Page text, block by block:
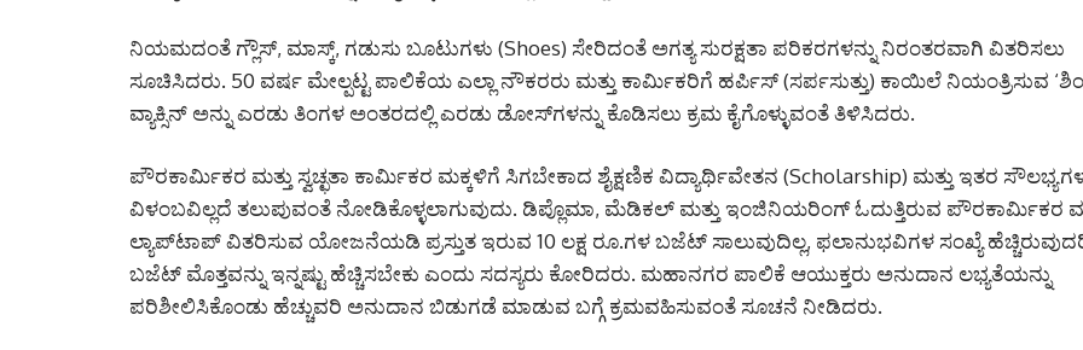
ನಿಯಮದಂತೆ ಗ್ಲೌಸ್, ಮಾಸ್ಕ್, ಗಡುಸು ಬೂಟುಗಳು (Shoes) ಸೇರಿದಂತೆ ಅಗತ್ಯ ಸುರಕ್ಷತಾ ಪರಿಕರಗಳನ್ನು ನಿರಂತರವಾಗಿ ವಿತರಿಸಲು
ಸೂಚಿಸಿದರು. 50 ವರ್ಷ ಮೇಲ್ಪಟ್ಟ ಪಾಲಿಕೆಯ ಎಲ್ಲಾ ನೌಕರರು ಮತ್ತು ಕಾರ್ಮಿಕರಿಗೆ ಹರ್ಪಿಸ್ (ಸರ್ಪಸುತ್ತು) ಕಾಯಿಲೆ ನಿಯಂತ್ರಿಸುವ
ವ್ಯಾಕ್ಸಿನ್ ಅನ್ನು ಎರಡು ತಿಂಗಳ ಅಂತರದಲ್ಲಿ ಎರಡು ಡೋಸ್‌ಗಳನ್ನು ಕೊಡಿಸಲು ಕ್ರಮ ಕೈಗೊಳ್ಳುವಂತೆ ತಿಳಿಸಿದರು.
ಪೌರಕಾರ್ಮಿಕರ ಮತ್ತು ಸ್ವಚ್ಛತಾ ಕಾರ್ಮಿಕರ ಮಕ್ಕಳಿಗೆ ಸಿಗಬೇಕಾದ ಶೈಕ್ಷಣಿಕ ವಿದ್ಯಾರ್ಥಿವೇತನ (Scholarship) ಮತ್ತು ಇತರ
ವಿಳಂಬವಿಲ್ಲದೆ ತಲುಪುವಂತೆ ನೋಡಿಕೊಳ್ಳಲಾಗುವುದು. ಡಿಪ್ಲೊಮಾ, ಮೆಡಿಕಲ್ ಮತ್ತು ಇಂಜಿನಿಯರಿಂಗ್ ಓದುತ್ತಿರುವ ಪೌರಕಾರ್ಮಿಕರ
ಲ್ಯಾಪ್‌ಟಾಪ್ ವಿತರಿಸುವ ಯೋಜನೆಯಡಿ ಪ್ರಸ್ತುತ ಇರುವ 10 ಲಕ್ಷ ರೂ.ಗಳ ಬಜೆಟ್ ಸಾಲುವುದಿಲ್ಲ, ಫಲಾನುಭವಿಗಳ ಸಂಖ್ಯೆ
ಬಜೆಟ್ ಮೊತ್ತವನ್ನು ಇನ್ನಷ್ಟು ಹೆಚ್ಚಿಸಬೇಕು ಎಂದು ಸದಸ್ಯರು ಕೋರಿದರು. ಮಹಾನಗರ ಪಾಲಿಕೆ ಆಯುಕ್ತರು ಅನುದಾನ ಲಭ್ಯತೆಯನ್ನು
ಪರಿಶೀಲಿಸಿಕೊಂಡು ಹೆಚ್ಚುವರಿ ಅನುದಾನ ಬಿಡುಗಡೆ ಮಾಡುವ ಬಗ್ಗೆ ಕ್ರಮವಹಿಸುವಂತೆ ಸೂಚನೆ ನೀಡಿದರು.